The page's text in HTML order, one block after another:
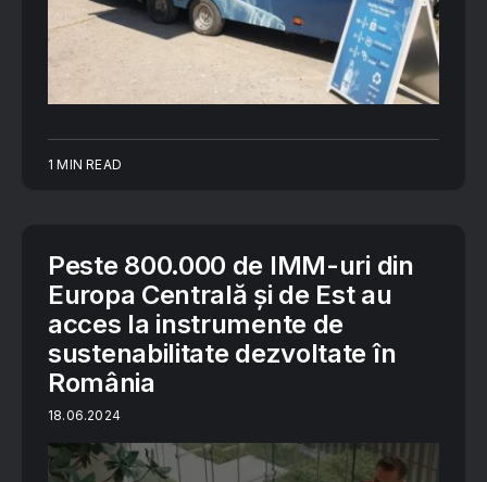
1 MIN READ
Peste 800.000 de IMM-uri din
Europa Centrală și de Est au
acces la instrumente de
sustenabilitate dezvoltate în
România
18.06.2024